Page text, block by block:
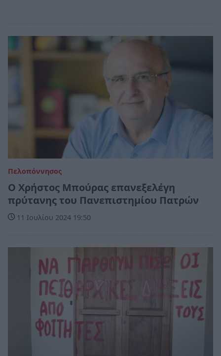
Πελοπόννησος
Ο Χρήστος Μπούρας επανεξελέγη
πρύτανης του Πανεπιστημίου Πατρών
11 Ιουλίου 2024 19:50